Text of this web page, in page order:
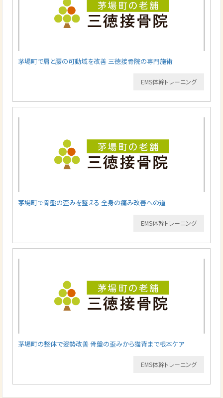
茅場町で肩と腰の可動域を改善 三徳接骨院の専門施術
EMS体幹トレーニング
茅場町で骨盤の歪みを整える 全身の痛み改善への道
EMS体幹トレーニング
茅場町の整体で姿勢改善 骨盤の歪みから猫背まで根本ケア
EMS体幹トレーニング